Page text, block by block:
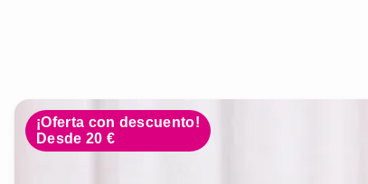
¡Oferta con descuento!
Desde 20 €